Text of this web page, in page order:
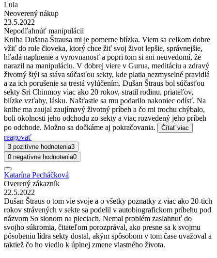
Lula
Neoverený nákup
23.5.2022
Nepodľahnúť manipulácii
Kniha Dušana Štrausa mi je pomerne blízka. Viem sa celkom dobre
vžiť do role človeka, ktorý chce žiť svoj život lepšie, správnejšie,
hľadá naplnenie a vyrovnanosť a popri tom si ani neuvedomí, že
narazil na manipuláciu. V dobrej viere v Gurua, meditáciu a zdravý
životný štýl sa stáva súčasťou sekty, kde platia nezmyselné pravidlá
a za ich porušenie sa trestá vylúčením. Dušan Štraus bol súčasťou
sekty Sri Chinmoy viac ako 20 rokov, stratil rodinu, priateľov,
blízke vzťahy, lásku. Našťastie sa mu podarilo nakoniec odísť. Na
knihe ma zaujal zaujímavý životný príbeh a čo mi trochu chýbalo,
boli okolnosti jeho odchodu zo sekty a viac rozvedený jeho príbeh
po odchode. Možno sa dočkáme aj pokračovania.
Čítať viac
reagovať
3 pozitívne hodnotenia3
0 negatívne hodnotenia0
Katarína Pecháčková
Overený zákazník
22.5.2022
Dušan Štraus o tom vie svoje a o všetky poznatky z viac ako 20-tich
rokov strávených v sekte sa podelil v autobiografickom príbehu pod
názvom So slonom na pleciach. Nemal problém zasiahnuť do
svojho súkromia, čitateľom porozprával, ako presne sa k svojmu
pôsobeniu lídra sekty dostal, akým spôsobom v tom čase uvažoval a
taktiež čo ho viedlo k úplnej zmene vlastného života.